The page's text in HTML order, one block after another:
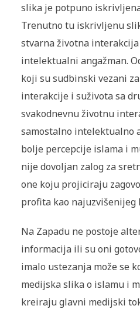
slika je potpuno
Trenutno tu iskrivljenu
stvarna životna
intelektualni angažman.
koji su sudbinski vezani
interakcije i suživota sa
svakodnevnu životnu
samostalno intelektualno
bolje percepcije islama i
nije dovoljan zalog za
one koju projiciraju
profita kao najuzvišenijeg
Na Zapadu ne postoje
informacija ili su oni
imalo ustezanja može se
medijska slika o islamu i
kreiraju glavni medijski